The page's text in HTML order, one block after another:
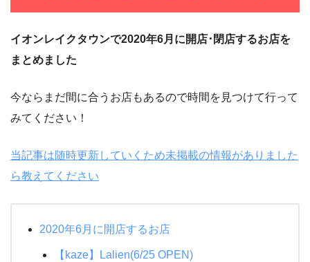
イオンレイクタウンで2020年6月に開店･閉店するお店を
まとめました
今ならまだ間に合うお店もあるので時間を見つけて行って
みてください！
当記事は随時更新していくため未掲載の情報がありました
ら教えてください
2020年6月に開店するお店
【kaze】Lalien(6/25 OPEN)